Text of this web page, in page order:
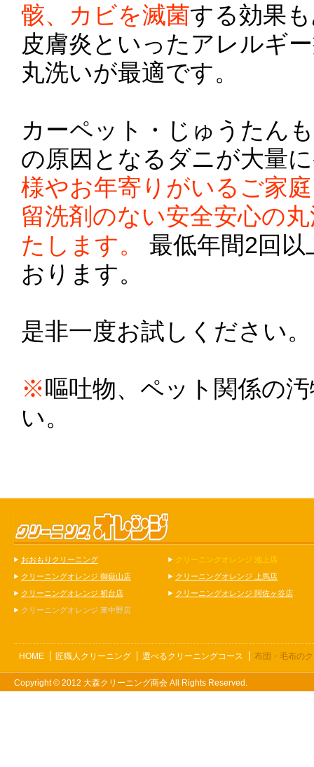
骸、カビを滅菌する効果
皮膚炎といったアレルギ
丸洗いが最適です。
カーペット・じゅうたん
の原因となるダニが大量
様やお年寄りがいるご家
留洗剤のない安全安心の
たします。
最低年間2回
おります。
是非一度お試しください。
※嘔吐物、ペット関係の
い。
おおもりクリーニング
クリーニングオレンジ 池上店
クリーニングオレンジ 御嶽山店
クリーニングオレンジ 上馬店
クリーニングオレンジ 初台店
クリーニングオレンジ 阿佐ヶ谷店
クリーニングオレンジ 東中野店
HOME 匠職人クリーニング 選べるクリーニングコース 布団・毛布の
Copyright © 2012 大森クリーニング商会 All Rights Reserved.